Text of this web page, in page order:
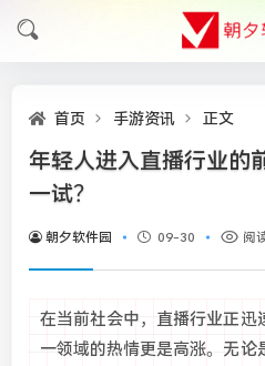
首页 手游资讯 正文
年轻人进入直播行业的
一试？
朝夕软件园 09-30 阅
在当前社会中，直播行业正迅
一领域的热情更是高涨。无